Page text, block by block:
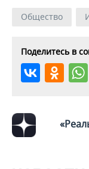
Общество
Поделитесь в